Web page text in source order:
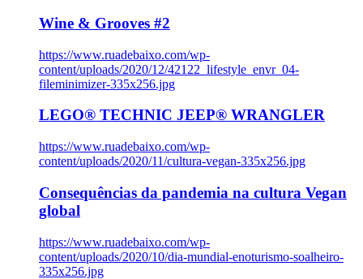
Wine & Grooves #2
https://www.ruadebaixo.com/wp-
content/uploads/2020/12/42122_lifestyle_envr_04-
fileminimizer-335x256.jpg
LEGO® TECHNIC JEEP® WRANGLER
https://www.ruadebaixo.com/wp-
content/uploads/2020/11/cultura-vegan-335x256.jpg
Consequências da pandemia na cultura Vegan
global
https://www.ruadebaixo.com/wp-
content/uploads/2020/10/dia-mundial-enoturismo-soalheiro-
335x256.jpg